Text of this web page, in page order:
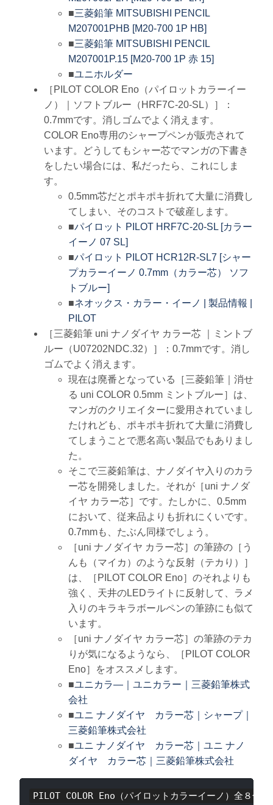
■三菱鉛筆 MITSUBISHI PENCIL
M207001PHB [M20-700 1P HB]
■三菱鉛筆 MITSUBISHI PENCIL
M207001P.15 [M20-700 1P 赤 15]
■ユニホルダー
［PILOT COLOR Eno（パイロットカラーイー
ノ）｜ソフトブルー（HRF7C-20-SL）］：
0.7mmです。消しゴムでよく消えます。
COLOR Eno専用のシャープペンが販売されて
います。どうしてもシャー芯でマンガの下書き
をしたい場合には、私だったら、これにしま
す。
0.5mm芯だとポキポキ折れて大量に消費し
てしまい、そのコストで破産します。
■パイロット PILOT HRF7C-20-SL [カラー
イーノ 07 SL]
■パイロット PILOT HCR12R-SL7 [シャー
プカラーイーノ 0.7mm（カラー芯） ソフ
トブルー]
■ネオックス・カラー・イーノ | 製品情報 |
PILOT
［三菱鉛筆 uni ナノダイヤ カラー芯 ｜ミントブ
ルー（U07202NDC.32）］：0.7mmです。消し
ゴムでよく消えます。
現在は廃番となっている［三菱鉛筆｜消せ
る uni COLOR 0.5mm ミントブルー］は、
マンガのクリエイターに愛用されていまし
たけれども、ポキポキ折れて大量に消費し
てしまうことで悪名高い製品でもありまし
た。
そこで三菱鉛筆は、ナノダイヤ入りのカラ
ー芯を開発しました。それが［uni ナノダ
イヤ カラー芯］です。たしかに、0.5mm
において、従来品よりも折れにくいです。
0.7mmも、たぶん同様でしょう。
［uni ナノダイヤ カラー芯］の筆跡の［う
んも（マイカ）のような反射（テカり）］
は、［PILOT COLOR Eno］のそれよりも
強く、天井のLEDライトに反射して、ラメ
入りのキラキラボールペンの筆跡にも似て
います。
［uni ナノダイヤ カラー芯］の筆跡のテカ
りが気になるようなら、［PILOT COLOR
Eno］をオススメします。
■ユニカラ―｜ユニカラー｜三菱鉛筆株式
会社
■ユニ ナノダイヤ カラー芯｜シャープ｜
三菱鉛筆株式会社
■ユニ ナノダイヤ カラー芯｜ユニ ナノ
ダイヤ カラー芯｜三菱鉛筆株式会社
PILOT COLOR Eno（パイロットカラーイーノ）全８色